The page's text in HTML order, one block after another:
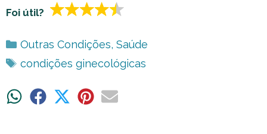
Foi útil?
Categorias
Outras Condições, Saúde
Tags
condições ginecológicas
ShareShare ShareShareShare